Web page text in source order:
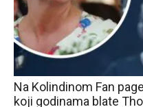
Na Kolindinom Fan
koji godinama blate